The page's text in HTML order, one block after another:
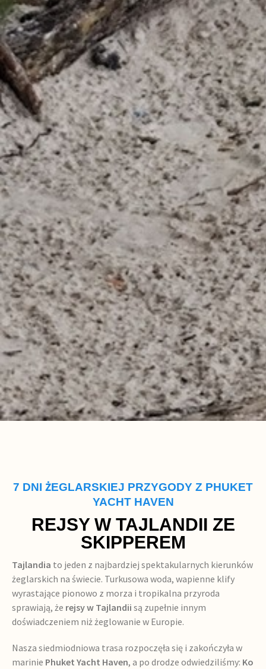
7 DNI ŻEGLARSKIEJ PRZYGODY Z PHUKET
YACHT HAVEN
REJSY W TAJLANDII ZE
SKIPPEREM
Tajlandia to jeden z najbardziej spektakularnych kierunków
żeglarskich na świecie. Turkusowa woda, wapienne klify
wyrastające pionowo z morza i tropikalna przyroda
sprawiają, że rejsy w Tajlandii są zupełnie innym
doświadczeniem niż żeglowanie w Europie.
Nasza siedmiodniowa trasa rozpoczęła się i zakończyła w
marinie Phuket Yacht Haven, a po drodze odwiedziliśmy: Ko